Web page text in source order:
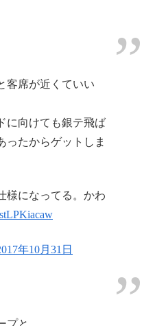
客席が近くていい
に向けても銀テ飛ば
ったからゲットしま
様になってる。かわ
年10月31日
プと